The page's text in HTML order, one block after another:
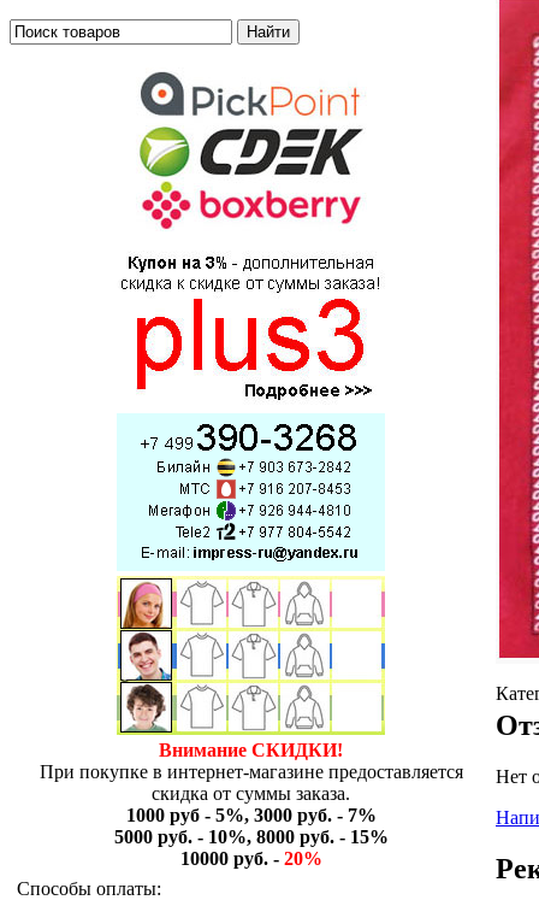
Внимание СКИДКИ!
При покупке в интернет-магазине предоставляется
скидка от суммы заказа.
1000 руб - 5%, 3000 руб. - 7%
5000 руб. - 10%, 8000 руб. - 15%
10000 руб. - 20%
Способы оплаты:
Нет